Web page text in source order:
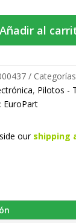
Añadir al
, Pilotos -
EuroPart
our shipping